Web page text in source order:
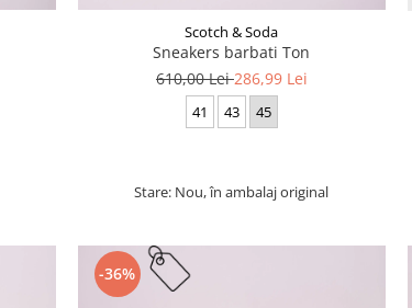
Scotch & Soda
Sneakers barbati Ton
610,00 Lei286,99 Lei
41 43 45
Stare: Nou, în ambalaj original
-36%